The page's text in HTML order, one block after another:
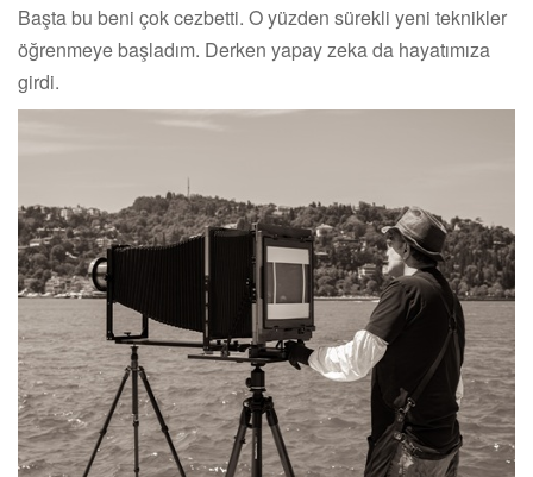
Başta bu beni çok cezbetti. O yüzden sürekli yeni teknikler
öğrenmeye başladım. Derken yapay zeka da hayatımıza
girdi.